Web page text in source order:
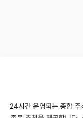
24시간 운영되는 종합